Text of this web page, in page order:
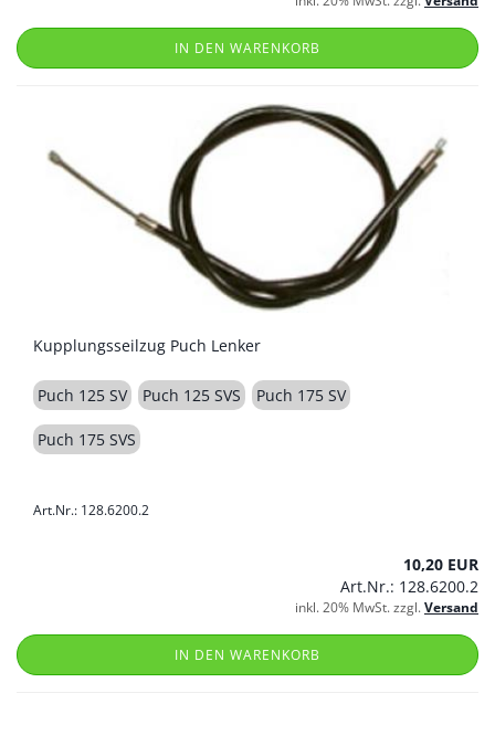
IN DEN WARENKORB
Kupplungsseilzug Puch Lenker
Puch 125 SV Puch 125 SVS Puch 175 SV
Puch 175 SVS
Art.Nr.: 128.6200.2
10,20 EUR
Art.Nr.: 128.6200.2
inkl. 20% MwSt. zzgl.Versand
IN DEN WARENKORB